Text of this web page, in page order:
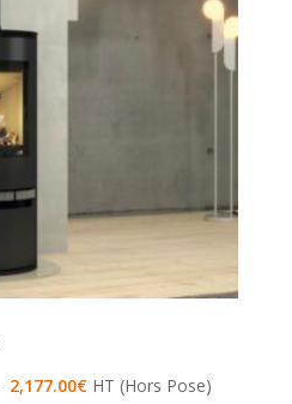
2,177.00€Plage
HT (Hors Pose)